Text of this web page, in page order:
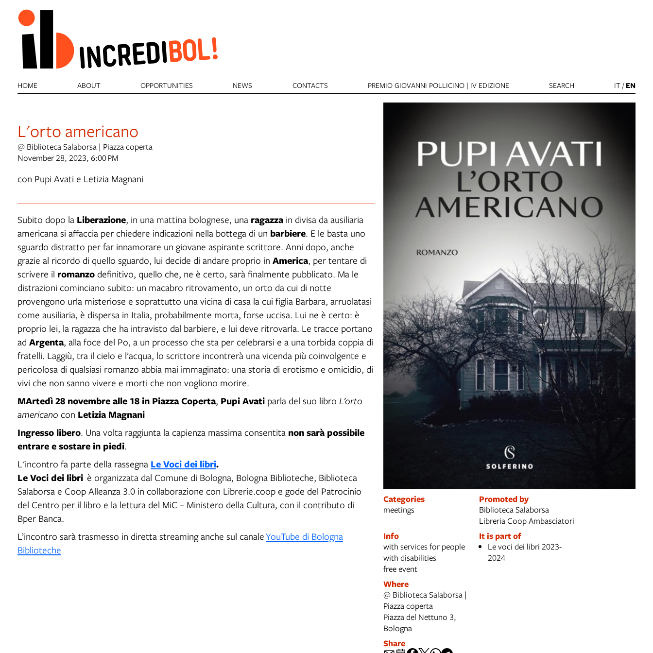
HOME ABOUT OPPORTUNITIES NEWS CONTACTS PREMIO GIOVANNI POLLICINO | IV EDIZIONE SEARCH IT/ EN
L'orto americano
@ Biblioteca Salaborsa | Piazza coperta
November 28, 2023, 6:00 PM
con Pupi Avati e Letizia Magnani
Subito dopo la Liberazione, in una mattina bolognese, una ragazza in divisa da ausiliaria
americana si affaccia per chiedere indicazioni nella bottega di un barbiere. E le basta uno
sguardo distratto per far innamorare un giovane aspirante scrittore. Anni dopo, anche
grazie al ricordo di quello sguardo, lui decide di andare proprio in America, per tentare di
scrivere il romanzo definitivo, quello che, ne è certo, sarà finalmente pubblicato. Ma le
distrazioni cominciano subito: un macabro ritrovamento, un orto da cui di notte
provengono urla misteriose e soprattutto una vicina di casa la cui figlia Barbara, arruolatasi
come ausiliaria, è dispersa in Italia, probabilmente morta, forse uccisa. Lui ne è certo: è
proprio lei, la ragazza che ha intravisto dal barbiere, e lui deve ritrovarla. Le tracce portano
ad Argenta, alla foce del Po, a un processo che sta per celebrarsi e a una torbida coppia di
fratelli. Laggiù, tra il cielo e l’acqua, lo scrittore incontrerà una vicenda più coinvolgente e
pericolosa di qualsiasi romanzo abbia mai immaginato: una storia di erotismo e omicidio, di
vivi che non sanno vivere e morti che non vogliono morire.
MArtedì 28 novembrealle 18 in Piazza Coperta, Pupi Avati parla del suo libro L’orto
americano con Letizia Magnani
Ingresso libero. Una volta raggiunta la capienza massima consentita non sarà possibile
entrare e sostare in piedi.
L'incontro fa parte della rassegna Le Voci dei libri.
Le Voci dei libri è organizzata dal Comune di Bologna, Bologna Biblioteche, Biblioteca
Salaborsa e Coop Alleanza 3.0 in collaborazione con Librerie.coop e gode del Patrocinio
del Centro per il libro e la lettura del MiC – Ministero della Cultura, con il contributo di
Bper Banca.
L’incontro sarà trasmesso in diretta streaming anche sul canaleYouTube di Bologna
Biblioteche
Categories
meetings
Promoted by
Biblioteca Salaborsa
Libreria Coop Ambasciatori
Info
with services for people
with disabilities
free event
It is part of
Le voci dei libri 2023-
2024
Where
@ Biblioteca Salaborsa |
Piazza coperta
Piazza del Nettuno 3,
Bologna
Share